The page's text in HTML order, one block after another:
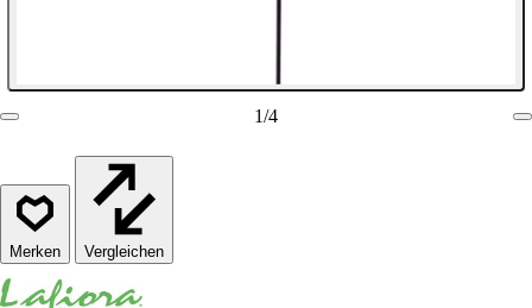
1/4
Vergleichen